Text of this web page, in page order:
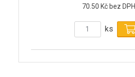
70.50 Kč bez DPH
ks